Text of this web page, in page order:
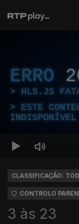
ERRO
HLS.JS
ESTE
INDISPONÍVEL
CLASSIFICAÇÃO:
CONTROLO
3 às 23